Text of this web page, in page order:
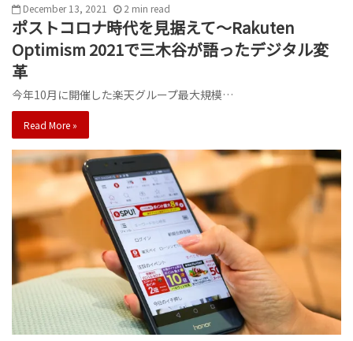
December 13, 2021 2 min read
ポストコロナ時代を見据えて～Rakuten
Optimism 2021で三木谷が語ったデジタル変
革
今年10月に開催した楽天グループ最大規模…
Read More »